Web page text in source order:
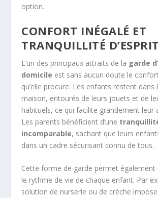
option.
CONFORT INÉGALÉ ET
TRANQUILLITÉ D’ESPRIT
L’un des principaux attraits de la garde
domicile est sans aucun doute le
qu’elle procure. Les enfants restent dans
maison, entourés de leurs jouets et de
habituels, ce qui facilite grandement leur
Les parents bénéficient d’une
incomparable, sachant que leurs
dans un cadre sécurisant connu de tous.
Cette forme de garde permet également
le rythme de vie de chaque enfant. Par
solution de nurserie ou de crèche